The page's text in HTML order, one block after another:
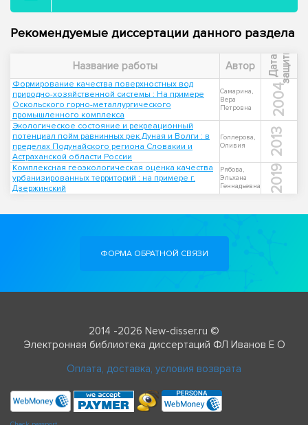
Рекомендуемые диссертации данного раздела
Название работы Автор Д
а
т
а
з
а
щ
и
т ы
Формирование качества поверхностных вод
природно-хозяйственной системы : На примере
Оскольского горно-металлургического
промышленного комплекса
Самарина,
Вера
Петровна
2004
Экологическое состояние и рекреационный
потенциал пойм равнинных рек Дуная и Волги : в
пределах Подунайского региона Словакии и
Астраханской области России
Голлерова,
Оливия
2013
Комплексная геоэкологическая оценка качества
урбанизированных территорий : на примере г.
Дзержинский
Рябова,
Эльхана
Геннадьевна
2019
ФОРМА ОБРАТНОЙ СВЯЗИ
2014 -2026 New-disser.ru ©
Электронная библиотека диссертаций ФЛ Иванов Е О
Оплата, доставка, условия возврата